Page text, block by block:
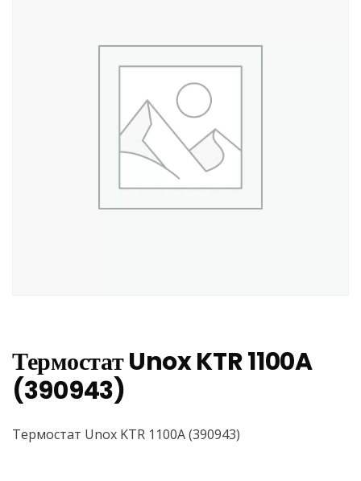
Термостат Unox KTR 1100A
(390943)
Термостат Unox KTR 1100A (390943)